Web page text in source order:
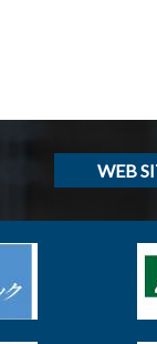
WEB